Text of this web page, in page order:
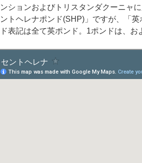
ションおよびトリスタンダクーニャ
トヘレナポンド(SHP)」ですが、「
表記は全て英ポンド。1ポンドは、お